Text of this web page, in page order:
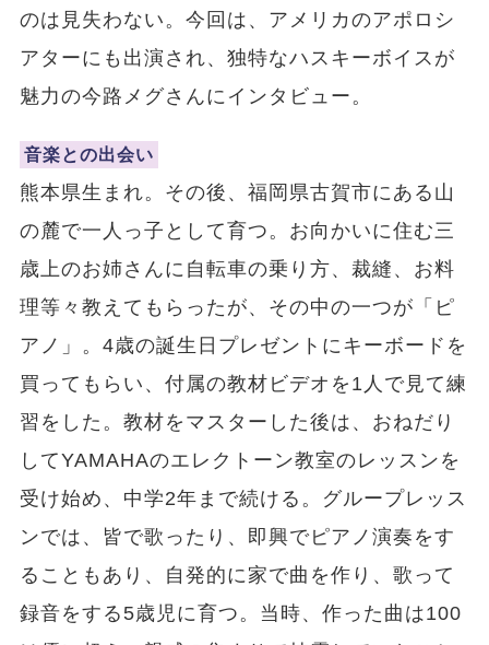
のは見失わない。今回は、アメリカのアポロシ
アターにも出演され、独特なハスキーボイスが
魅力の今路メグさんにインタビュー。
音楽との出会い
熊本県生まれ。その後、福岡県古賀市にある山
の麓で一人っ子として育つ。お向かいに住む三
歳上のお姉さんに自転車の乗り方、裁縫、お料
理等々教えてもらったが、その中の一つが「ピ
アノ」。4歳の誕生日プレゼントにキーボードを
買ってもらい、付属の教材ビデオを1人で見て練
習をした。教材をマスターした後は、おねだり
してYAMAHAのエレクトーン教室のレッスンを
受け始め、中学2年まで続ける。グループレッス
ンでは、皆で歌ったり、即興でピアノ演奏をす
ることもあり、自発的に家で曲を作り、歌って
録音をする5歳児に育つ。当時、作った曲は100